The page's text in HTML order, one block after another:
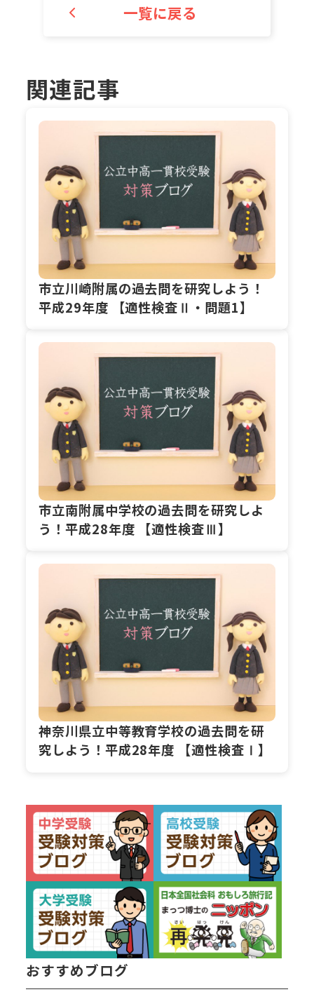
一覧に戻る
関連記事
市立川崎附属の過去問を研究しよう！
平成29年度 【適性検査Ⅱ・問題1】
市立南附属中学校の過去問を研究しよ
う！平成28年度 【適性検査Ⅲ】
神奈川県立中等教育学校の過去問を研
究しよう！平成28年度 【適性検査Ⅰ】
おすすめブログ